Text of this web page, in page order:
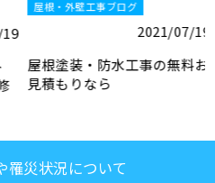
2021/07/19
見積もりなら
罹災状況について